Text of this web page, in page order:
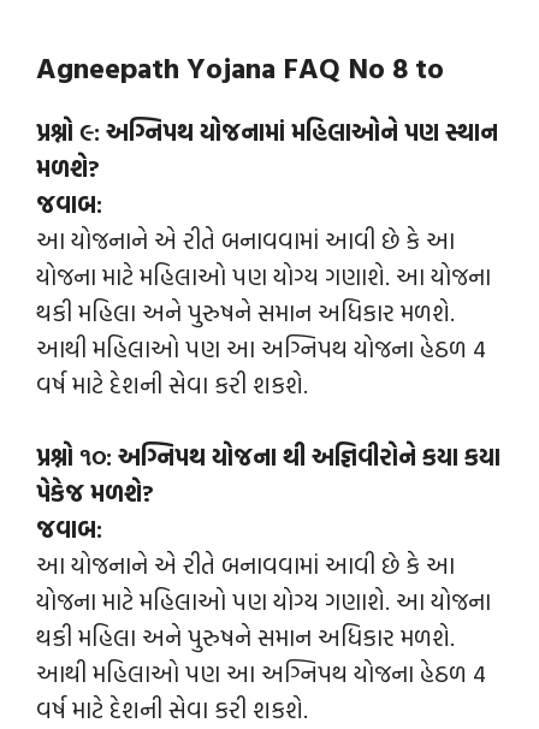
Agneepath Yojana FAQ No 8 to
પ્રશ્નો ૯: અગ્નિપથ યોજનામાં મહિલાઓને પણ સ્થાન
મળશે?
જવાબ:
આ યોજનાને એ રીતે બનાવવામાં આવી છે કે આ
યોજના માટે મહિલાઓ પણ યોગ્ય ગણાશે. આ યોજના
થકી મહિલા અને પુરુષને સમાન અધિકાર મળશે.
આથી મહિલાઓ પણ આ અગ્નિપથ યોજના હેઠળ 4
વર્ષ માટે દેશની સેવા કરી શકશે.
પ્રશ્નો ૧૦: અગ્નિપથ યોજના થી અજ્ઞિવીરોને કયા કયા
પેકેજ મળશે?
જવાબ:
આ યોજનાને એ રીતે બનાવવામાં આવી છે કે આ
યોજના માટે મહિલાઓ પણ યોગ્ય ગણાશે. આ યોજના
થકી મહિલા અને પુરુષને સમાન અધિકાર મળશે.
આથી મહિલાઓ પણ આ અગ્નિપથ યોજના હેઠળ 4
વર્ષ માટે દેશની સેવા કરી શકશે.